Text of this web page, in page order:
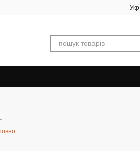
Укр